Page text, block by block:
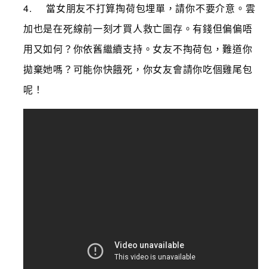
4. 當女朋友不打算掏荷包埋單，請你不要介意。雲
加也是在死線前一刻才買人救亡圖存。有錢但偏偏唔
用又如何？你依舊繼續支持。女友不掏荷包，難道你
拋棄她嗎？可能你快餓死 ， 你女友會請你吃個雞尾包
呢！